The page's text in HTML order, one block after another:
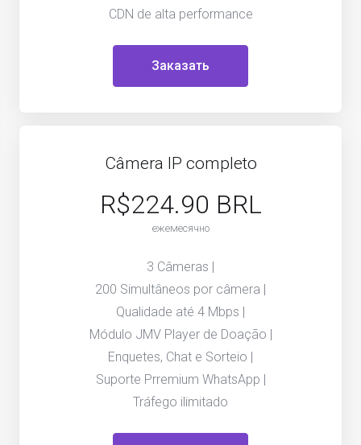
CDN de alta performance
Заказать
Câmera IP completo
R$224.90 BRL
ежемесячно
3 Câmeras |
200 Simultâneos por câmera |
Qualidade até 4 Mbps |
Módulo JMV Player de Doação |
Enquetes, Chat e Sorteio |
Suporte Prremium WhatsApp |
Tráfego ilimitado